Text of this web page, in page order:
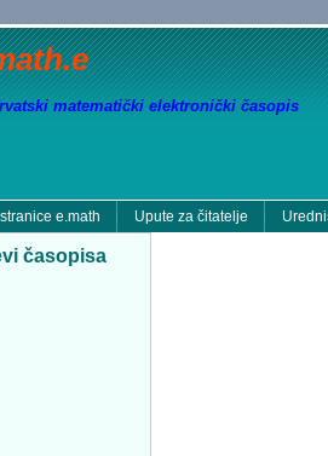
matematički elektronički časopis
e.math Upute za čitatelje
časopisa